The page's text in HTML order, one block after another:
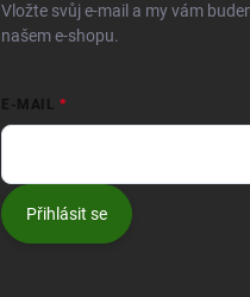
Vložte svůj e-mail a my vám
našem e-shopu.
E-MAIL
Přihlásit se